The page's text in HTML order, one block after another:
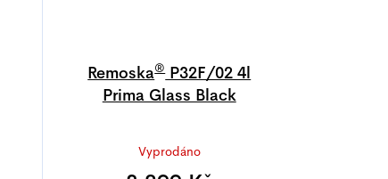
Remoska®P32F/02 4l
Prima Glass Black
hodnocení
Vyprodáno